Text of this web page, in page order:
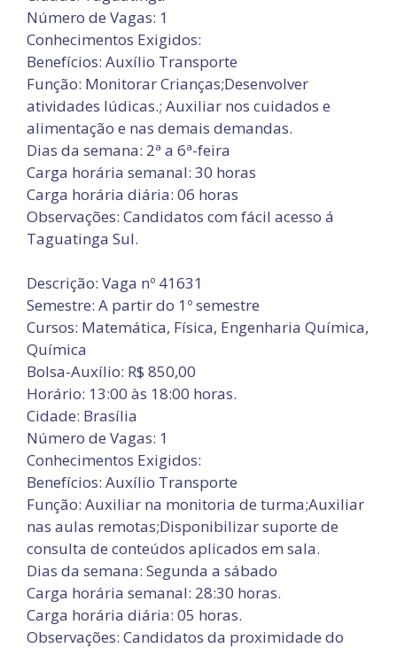
Número de Vagas: 1
Conhecimentos Exigidos:
Benefícios: Auxílio Transporte
Função: Monitorar Crianças;Desenvolver
atividades lúdicas.; Auxiliar nos cuidados e
alimentação e nas demais demandas.
Dias da semana: 2ª a 6ª-feira
Carga horária semanal: 30 horas
Carga horária diária: 06 horas
Observações: Candidatos com fácil acesso á
Taguatinga Sul.
Descrição: Vaga nº 41631
Semestre: A partir do 1º semestre
Cursos: Matemática, Física, Engenharia Química,
Química
Bolsa-Auxílio: R$ 850,00
Horário: 13:00 às 18:00 horas.
Cidade: Brasília
Número de Vagas: 1
Conhecimentos Exigidos:
Benefícios: Auxílio Transporte
Função: Auxiliar na monitoria de turma;Auxiliar
nas aulas remotas;Disponibilizar suporte de
consulta de conteúdos aplicados em sala.
Dias da semana: Segunda a sábado
Carga horária semanal: 28:30 horas.
Carga horária diária: 05 horas.
Observações: Candidatos da proximidade do